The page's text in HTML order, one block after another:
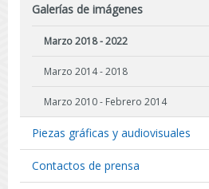
Galerías de imágenes
Marzo 2018 - 2022
Marzo 2014 - 2018
Marzo 2010 - Febrero 2014
Piezas gráficas y audiovisuales
Contactos de prensa